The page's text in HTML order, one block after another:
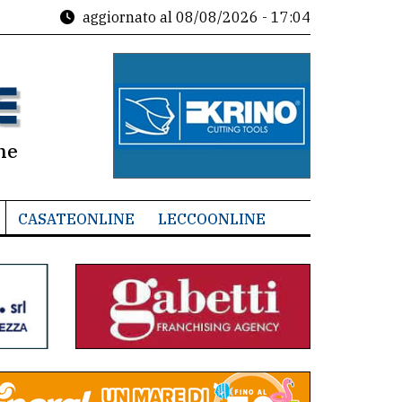
aggiornato al 08/08/2026 - 17:04
CASATEONLINE LECCOONLINE